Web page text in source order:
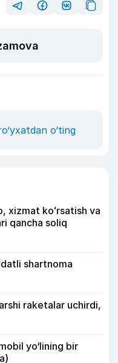
o‘ting
xizmat koʻrsatish va
qancha soliq
shartnoma
raketalar uchirdi,
yo‘lining bir